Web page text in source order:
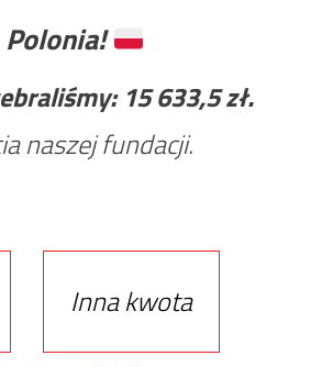
Polonia!
15 633,5zł.
naszej fundacji.
Inna kwota